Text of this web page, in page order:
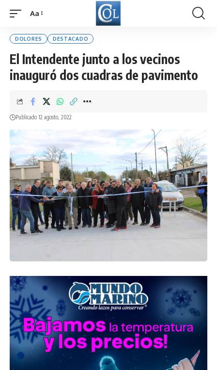
Font
Aa
DOLORES DESTACADO
El Intendente junto a los vecinos
inauguró dos cuadras de pavimento
Publicado 12 agosto, 2022